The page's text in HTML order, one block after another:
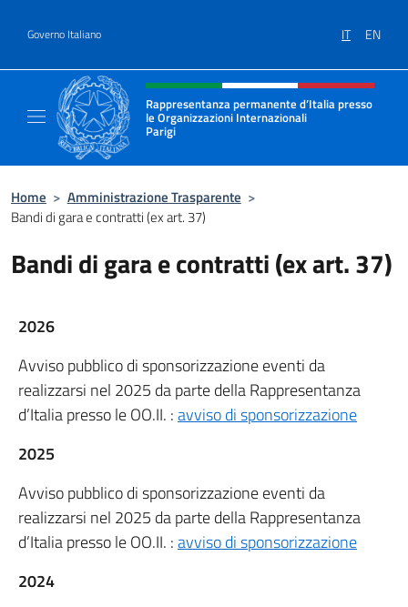
Governo Italiano IT EN
Intestazione sito, social e menù
Rappresentanza permanente d’Italia presso
le Organizzazioni Internazionali
Parigi
Sito Ufficiale della Rappresentanza
Home > Amministrazione Trasparente >
Bandi di gara e contratti (ex art. 37)
Bandi di gara e contratti (ex art. 37)
2026
Avviso pubblico di sponsorizzazione eventi da
realizzarsi nel 2025 da parte della Rappresentanza
d’Italia presso le OO.II. :avviso di sponsorizzazione
2025
Avviso pubblico di sponsorizzazione eventi da
realizzarsi nel 2025 da parte della Rappresentanza
d’Italia presso le OO.II. :avviso di sponsorizzazione
2024